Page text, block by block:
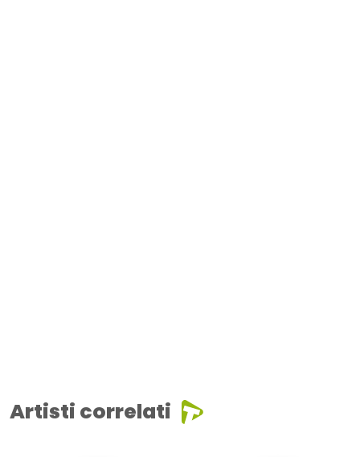
Artisti correlati